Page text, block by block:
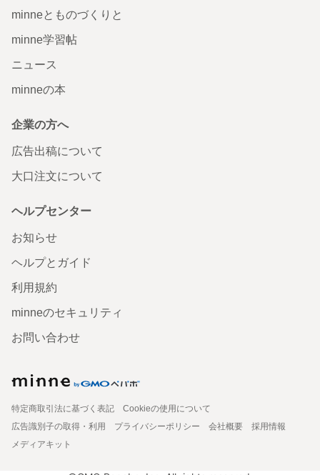
minneとものづくりと
minne学習帖
ニュース
minneの本
企業の方へ
広告出稿について
大口注文について
ヘルプセンター
お知らせ
ヘルプとガイド
利用規約
minneのセキュリティ
お問い合わせ
特定商取引法に基づく表記
Cookieの使用について
広告識別子の取得・利用
プライバシーポリシー 会社概要
採用情報
メディアキット